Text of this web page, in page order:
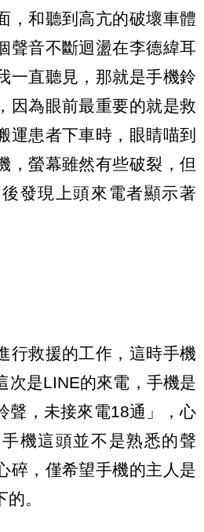
，和聽到高亢的破壞車體
聲音不斷迴盪在李德緯耳
一直聽見，那就是手機鈴
因為眼前最重要的就是救
運患者下車時，眼睛喵到
，螢幕雖然有些破裂，但
發現上頭來電者顯示著
行救援的工作，這時手機
次是LINE的來電，手機是
聲，未接來電18通」，心
機這頭並不是熟悉的聲
碎，僅希望手機的主人是
。